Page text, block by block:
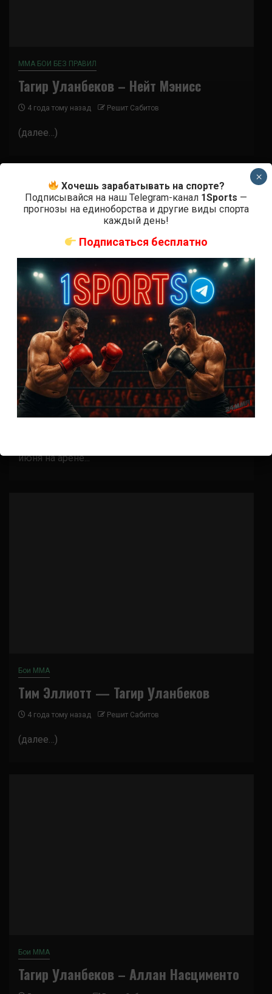
ММА БОИ БЕЗ ПРАВИЛ
Тагир Уланбеков – Нейт Мэнисс
4 года тому назад Решит Сабитов
(далее…)
Новости ММА Турниры UFC
UFC on ESPN 38 дата, кард и участники
4 года тому назад Решит Сабитов
UFC Fight Night: Tsarukyan vs. Gamrot – это
июня на арене...
Бои ММА
Тим Эллиотт — Тагир Уланбеков
4 года тому назад Решит Сабитов
(далее…)
Бои ММА
Тагир Уланбеков – Аллан Насцименто
Хочешь зарабатывать на спорте?
Подписывайся на наш Telegram-канал 1Sports —
прогнозы на единоборства и другие виды спорта
каждый день!
Подписаться бесплатно
×